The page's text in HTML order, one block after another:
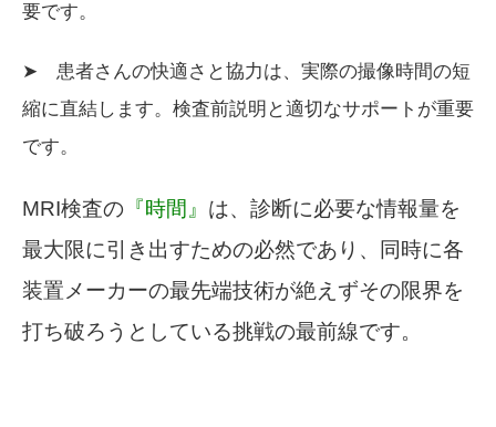
要です。
➤ 患者さんの快適さと協力は、実際の撮像時間の短
縮に直結します。検査前説明と適切なサポートが重要
です。
MRI検査の 『時間』 は、診断に必要な情報量を
最大限に引き出すための必然であり、同時に各
装置メーカーの最先端技術が絶えずその限界を
打ち破ろうとしている挑戦の最前線です。